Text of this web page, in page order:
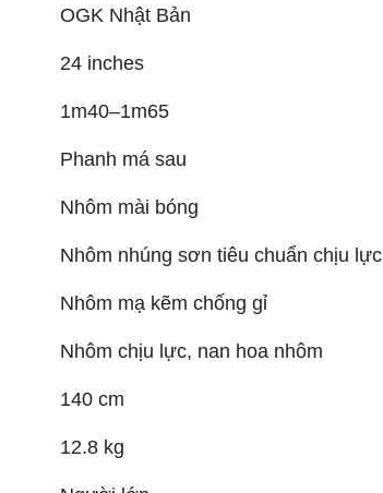
OGK Nhật Bản
24 inches
1m40–1m65
Phanh má sau
Nhôm mài bóng
Nhôm nhúng sơn tiêu chuẩn chịu lực
Nhôm mạ kẽm chống gỉ
Nhôm chịu lực, nan hoa nhôm
140 cm
12.8 kg